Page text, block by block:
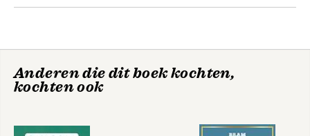
Anderen die dit boek kochten,
kochten ook